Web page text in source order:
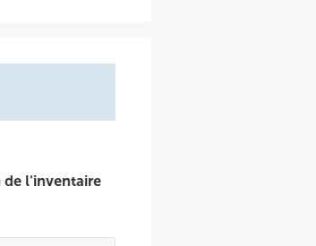
la Direction de l'EPIC AGERFA - Boulevard
avec exigences de capacités minimales
au titre de l'exercice 2025.